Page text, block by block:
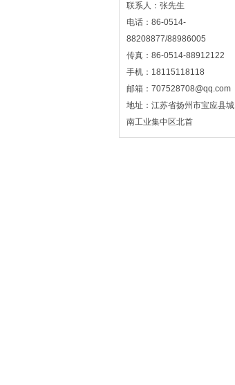
联系人：张先生
电话：86-0514-
88208877/88986005
传真：86-0514-88912122
手机：18115118118
邮箱：707528708@qq.com
地址：江苏省扬州市宝应县城
南工业集中区北首